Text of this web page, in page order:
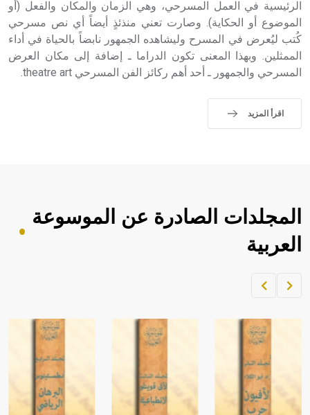
الرئيسية في العمل المسرحي، وهي الزمان والمكان والفعل (أو
الموضوع أو الحكاية). وصارت تعني منذئذٍ أيضاً أي نص مسرحي
كُتب ليُعرض في المسرح وليشاهده الجمهور نابضاً بالحياة في أداء
الممثلين. وبهذا المعنى تكون الدراما ـ إضافة إلى مكان العرض
المسرحي والجمهور ـ أحد أهم ركائز الفن المسرحي theatre art.
اقرأ المزيد
المجلدات الصادرة عن الموسوعة
العربية